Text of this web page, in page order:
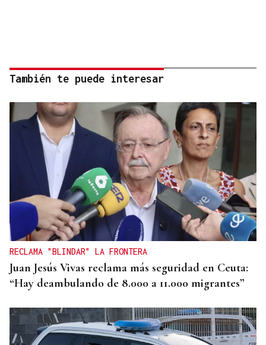
También te puede interesar
RECLAMA "BLINDAR" LA FRONTERA
Juan Jesús Vivas reclama más seguridad en Ceuta:
“Hay deambulando de 8.000 a 11.000 migrantes”